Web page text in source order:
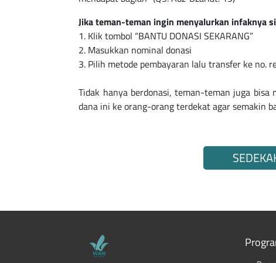
Jika teman-teman ingin menyalurkan infaknya
1. Klik tombol “BANTU DONASI SEKARANG”
2. Masukkan nominal donasi
3. Pilih metode pembayaran lalu transfer ke no.
Tidak hanya berdonasi, teman-teman juga bisa
dana ini ke orang-orang terdekat agar semakin